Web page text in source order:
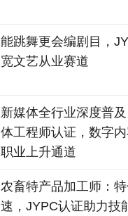
能跳舞更会编剧目，
宽文艺从业赛道
新媒体全行业深度普
体工程师认证，数字
职业上升通道
农畜特产品加工师：
速，JYPC认证助力技